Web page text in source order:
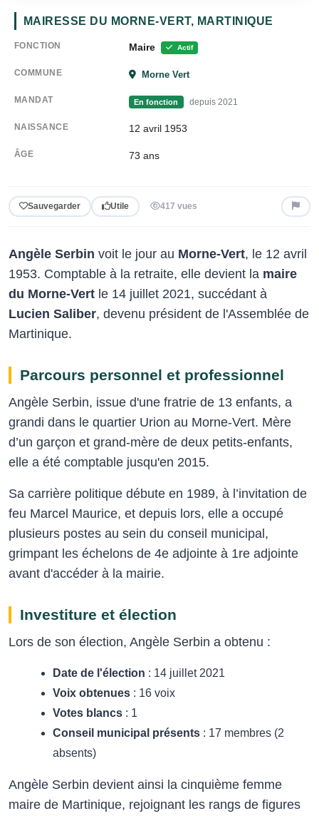
MAIRESSE DU MORNE-VERT, MARTINIQUE
FONCTION Maire Actif
COMMUNE Morne Vert
MANDAT En fonction depuis 2021
NAISSANCE 12 avril 1953
ÂGE 73 ans
Sauvegarder Utile 417 vues
Angèle Serbin voit le jour au Morne-Vert, le 12 avril
1953. Comptable à la retraite, elle devient la maire
du Morne-Vert le 14 juillet 2021, succédant à
Lucien Saliber, devenu président de l'Assemblée de
Martinique.
Parcours personnel et professionnel
Angèle Serbin, issue d'une fratrie de 13 enfants, a
grandi dans le quartier Urion au Morne-Vert. Mère
d’un garçon et grand-mère de deux petits-enfants,
elle a été comptable jusqu'en 2015.
Sa carrière politique débute en 1989, à l’invitation de
feu Marcel Maurice, et depuis lors, elle a occupé
plusieurs postes au sein du conseil municipal,
grimpant les échelons de 4e adjointe à 1re adjointe
avant d'accéder à la mairie.
Investiture et élection
Lors de son élection, Angèle Serbin a obtenu :
Date de l'élection : 14 juillet 2021
Voix obtenues : 16 voix
Votes blancs : 1
Conseil municipal présents : 17 membres (2
absents)
Angèle Serbin devient ainsi la cinquième femme
maire de Martinique, rejoignant les rangs de figures